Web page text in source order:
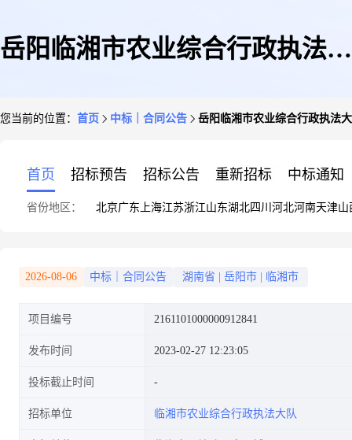
岳阳临湘市农业综合行政执法大
您当前的位置： 首页 中标｜合同公告 岳阳临湘市农业综合行政执法
首页 招标预告 招标公告 重新招标 中标通知
省份地区： 北京广东 上海江苏浙江山东湖北四川 河北河南天津山
2026-08-06 中标｜合同公告 湖南省 岳阳市 临湘市
项目编号 2161101000000912841
发布时间 2023-02-27 12:23:05
投标截止时间
招标单位 临湘市农业综合行政执法大队